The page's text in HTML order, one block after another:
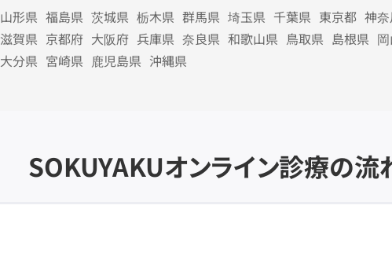
山形県 福島県 茨城県 栃木県 群馬県 埼玉県 千葉県 東京都 神
滋賀県 京都府 大阪府 兵庫県 奈良県 和歌山県 鳥取県 島根県
大分県 宮崎県 鹿児島県 沖縄県
SOKUYAKUオンライン診療の流